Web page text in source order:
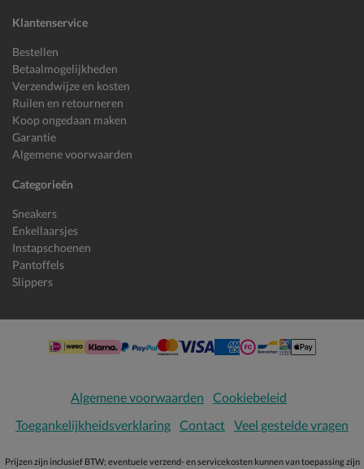
Klantenservice
Bestellen
Betaalmogelijkheden
Verzendwijze en kosten
Ruilen en retourneren
Koop ongedaan maken
Garantie
Algemene voorwaarden
Categorieën
Sneakers
Enkellaarsjes
Instapschoenen
Pantoffels
Slippers
Algemene voorwaarden
Cookiebeleid
Toegankelijkheidsverklaring Contact Veel gestelde vragen
Prijzen zijn inclusief BTW; eventuele verzend- en servicekosten kunnen van toepassing zijn